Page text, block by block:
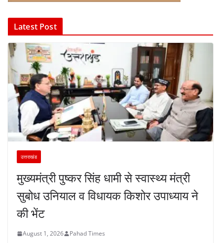
Latest Post
उत्तराखंड
मुख्यमंत्री पुष्कर सिंह धामी से स्वास्थ्य मंत्री
सुबोध उनियाल व विधायक किशोर उपाध्याय ने
की भेंट
August 1, 2026 Pahad Times